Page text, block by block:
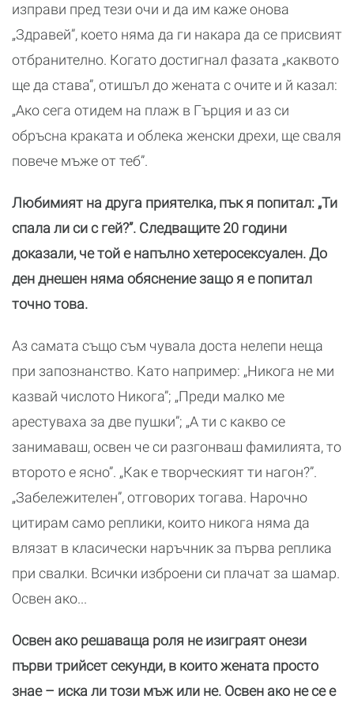
изправи пред тези очи и да им каже онова
„Здравей”, което няма да ги накара да се присвият
отбранително. Когато достигнал фазата „каквото
ще да става”, отишъл до жената с очите и й казал:
„Ако сега отидем на плаж в Гърция и аз си
обръсна краката и облека женски дрехи, ще сваля
повече мъже от теб”.
Любимият на друга приятелка, пък я попитал: „Ти
спала ли си с гей?”. Следващите 20 години
доказали, че той е напълно хетеросексуален. До
ден днешен няма обяснение защо я е попитал
точно това.
Аз самата също съм чувала доста нелепи неща
при запознанство. Като например: „Никога не ми
казвай числото Никога”; „Преди малко ме
арестуваха за две пушки”; „А ти с какво се
занимаваш, освен че си разгонваш фамилията, то
второто е ясно”. „Как е творческият ти нагон?”.
„Забележителен”, отговорих тогава. Нарочно
цитирам само реплики, които никога няма да
влязат в класически наръчник за първа реплика
при свалки. Всички изброени си плачат за шамар.
Освен ако...
Освен ако решаваща роля не изиграят онези
първи трийсет секунди, в които жената просто
знае – иска ли този мъж или не. Освен ако не се е